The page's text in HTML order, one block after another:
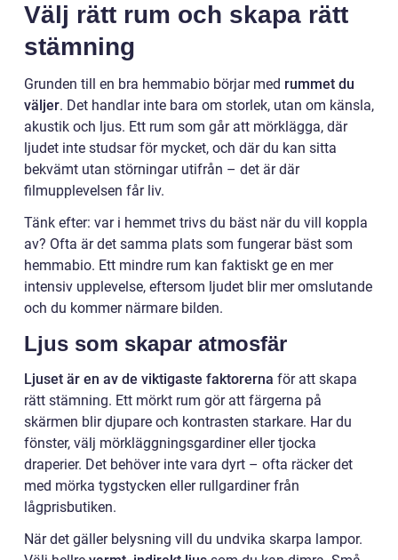
Välj rätt rum och skapa rätt
stämning
Grunden till en bra hemmabio börjar med rummet du
väljer. Det handlar inte bara om storlek, utan om känsla,
akustik och ljus. Ett rum som går att mörklägga, där
ljudet inte studsar för mycket, och där du kan sitta
bekvämt utan störningar utifrån – det är där
filmupplevelsen får liv.
Tänk efter: var i hemmet trivs du bäst när du vill koppla
av? Ofta är det samma plats som fungerar bäst som
hemmabio. Ett mindre rum kan faktiskt ge en mer
intensiv upplevelse, eftersom ljudet blir mer omslutande
och du kommer närmare bilden.
Ljus som skapar atmosfär
Ljuset är en av de viktigaste faktorerna för att skapa
rätt stämning. Ett mörkt rum gör att färgerna på
skärmen blir djupare och kontrasten starkare. Har du
fönster, välj mörkläggningsgardiner eller tjocka
draperier. Det behöver inte vara dyrt – ofta räcker det
med mörka tygstycken eller rullgardiner från
lågprisbutiken.
När det gäller belysning vill du undvika skarpa lampor.